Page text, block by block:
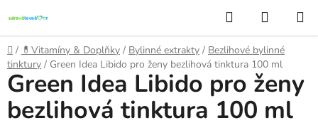
na
obsah
Hledat
KOŠÍK
Domů
/ 💊Vitamíny & Doplňky / Bylinné extrakty / Bezlihové bylinné
tinktury / Green Idea Libido pro ženy bezlihová tinktura 100 ml
Green Idea Libido pro ženy
bezlihová tinktura 100 ml